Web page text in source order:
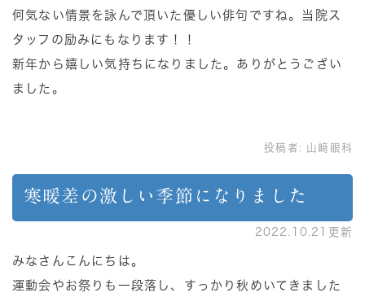
何気ない情景を詠んで頂いた優しい俳句ですね。当院ス
タッフの励みにもなります！！
新年から嬉しい気持ちになりました。ありがとうござい
ました。
投稿者: 山﨑眼科
寒暖差の激しい季節になりました
2022.10.21更新
みなさんこんにちは。
運動会やお祭りも一段落し、すっかり秋めいてきました